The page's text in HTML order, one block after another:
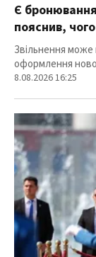
Є
пояснив,
Звільнення
оформлення
8.08.2026 16:25